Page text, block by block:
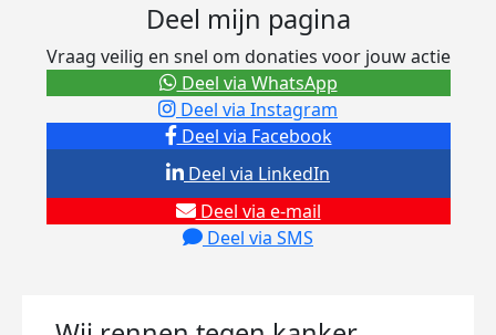
Deel mijn pagina
Vraag veilig en snel om donaties voor jouw actie
Deel via Facebook
Deel via Instagram
Deel via e-mail
Deel via SMS
Deel via LinkedIn
Deel via WhatsApp